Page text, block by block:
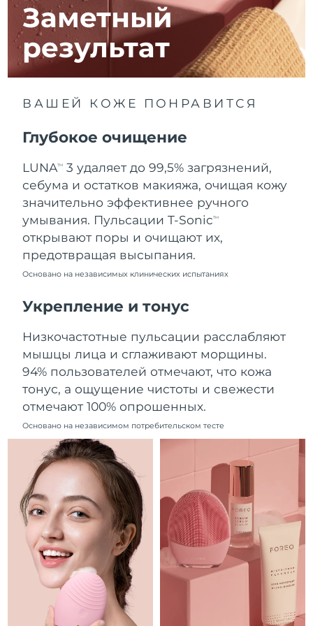
Заметный
результат
ВАШЕЙ КОЖЕ ПОНРАВИТСЯ
Глубокое очищение
LUNATM
3 удаляет до 99,5% загрязнений,
себума и остатков макияжа, очищая кожу
значительно эффективнее ручного
умывания. Пульсации T-SonicTM
открывают поры и очищают их,
предотвращая высыпания.
Основано на независимых клинических испытаниях
Укрепление и тонус
Низкочастотные пульсации расслабляют
мышцы лица и сглаживают морщины.
94% пользователей отмечают, что кожа
тонус, а ощущение чистоты и свежести
отмечают 100% опрошенных.
Основано на независимом потребительском тесте
Израиль
Ожидаемая дата доставки
8/14/26
Италия
Ожидаемая дата доставки
Джерси
8/15/26
Казахстан
Ожидаемая дата доставки
Кувейт
Ожидаемая дата доставки
Ливан
8/11/26
Литва
Ожидаемая дата доставки
8/10/26
Люксембург
Ожидаемая дата доставки
Макао (САР)
Ожидаемая дата доставки
Малайзия
Ожидаемая дата доставки
Мальта
Ожидаемая дата доставки
8/10/26
Мексика
Ожидаемая дата доставки
8/14/26
Ожидаемая дата доставки